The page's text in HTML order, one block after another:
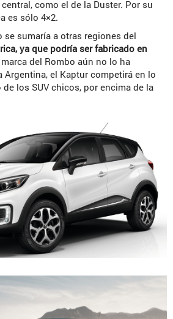
como el de la Duster. Por su
es sólo 4×2.
se sumaría a otras regiones del
ya que podría ser fabricado en
del Rombo aún no lo ha
Argentina, el Kaptur competirá en lo
los SUV chicos, por encima de la